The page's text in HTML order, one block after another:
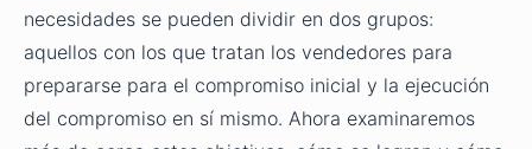
necesidades se pueden dividir en dos grupos:
aquellos con los que tratan los vendedores para
prepararse para el compromiso inicial y la ejecución
del compromiso en sí mismo. Ahora examinaremos